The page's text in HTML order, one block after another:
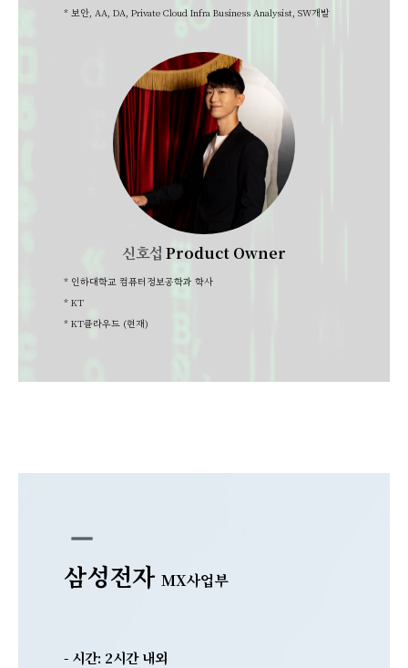
* 보안, AA, DA, Private Cloud Infra Business Analysist, SW개발
신호섭 Product Owner
* 인하대학교 컴퓨터정보공학과 학사
* KT
* KT클라우드 (현재)
remove
삼성전자 MX사업부
- 시간: 2시간 내외